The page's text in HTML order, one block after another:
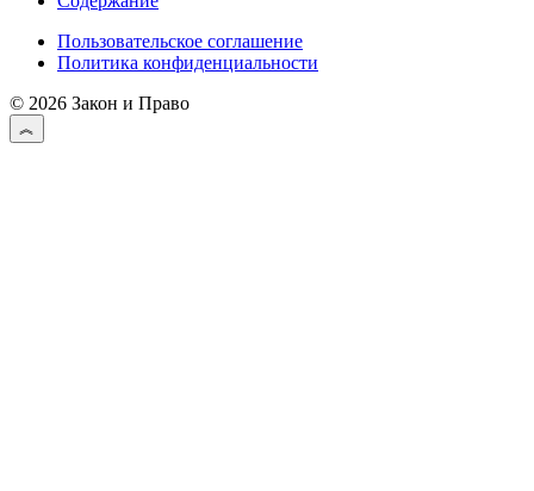
Пользовательское соглашение
Политика конфиденциальности
© 2026 Закон и Право